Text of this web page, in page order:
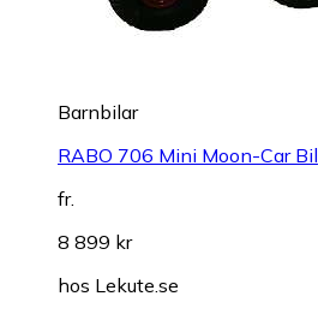
Barnbilar
RABO 706 Mini Moon-Car Bil
fr.
8 899 kr
hos Lekute.se